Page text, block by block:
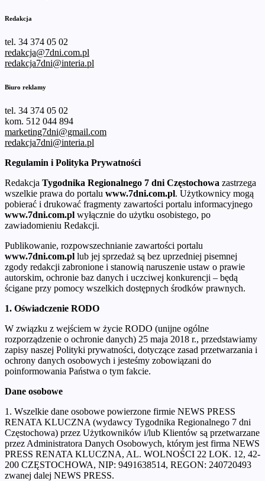
Redakcja
tel. 34 374 05 02
redakcja@7dni.com.pl
redakcja7dni@interia.pl
Biuro reklamy
tel. 34 374 05 02
kom. 512 044 894
marketing7dni@gmail.com
redakcja7dni@interia.pl
Regulamin i Polityka Prywatności
Redakcja Tygodnika Regionalnego 7 dni Częstochowa zastrzega
wszelkie prawa do portalu www.7dni.com.pl. Użytkownicy mogą
pobierać i drukować fragmenty zawartości portalu informacyjnego
www.7dni.com.pl wyłącznie do użytku osobistego, po
zawiadomieniu Redakcji.
Publikowanie, rozpowszechnianie zawartości portalu
www.7dni.com.pl lub jej sprzedaż są bez uprzedniej pisemnej
zgody redakcji zabronione i stanowią naruszenie ustaw o prawie
autorskim, ochronie baz danych i uczciwej konkurencji – będą
ścigane przy pomocy wszelkich dostępnych środków prawnych.
1. Oświadczenie RODO
W związku z wejściem w życie RODO (unijne ogólne
rozporządzenie o ochronie danych) 25 maja 2018 r., przedstawiamy
zapisy naszej Polityki prywatności, dotyczące zasad przetwarzania i
ochrony danych osobowych i jesteśmy zobowiązani do
poinformowania Państwa o tym fakcie.
Dane osobowe
1. Wszelkie dane osobowe powierzone firmie NEWS PRESS
RENATA KLUCZNA (wydawcy Tygodnika Regionalnego 7 dni
Częstochowa) przez Użytkowników i/lub Klientów są przetwarzane
przez Administratora Danych Osobowych, którym jest firma NEWS
PRESS RENATA KLUCZNA, AL. WOLNOŚCI 22 LOK. 12, 42-
200 CZĘSTOCHOWA, NIP: 9491638514, REGON: 240720493
zwanej dalej NEWS PRESS.